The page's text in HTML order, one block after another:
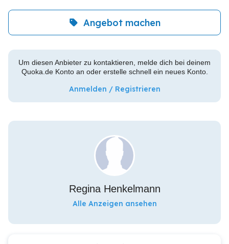
Angebot machen
Um diesen Anbieter zu kontaktieren, melde dich bei deinem
Quoka.de Konto an oder erstelle schnell ein neues Konto.
Anmelden / Registrieren
Regina Henkelmann
Alle Anzeigen ansehen